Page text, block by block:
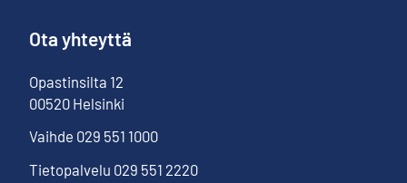
Ota yhteyttä
Opastinsilta 12
00520 Helsinki
Vaihde 029 551 1000
Tietopalvelu 029 551 2220